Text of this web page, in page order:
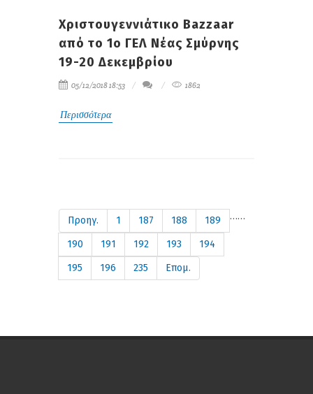
Χριστουγεννιάτικο Bazzaar
από το 1ο ΓΕΛ Νέας Σμύρνης
19-20 Δεκεμβρίου
05/12/2018 18:53 1862
Περισσότερα
Προηγ. 1 …
187 188
189
190
191 192 193
194
195
196
…
235 Επομ.